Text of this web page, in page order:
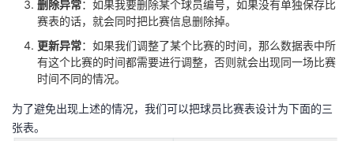
删除异常：如果我要删除某个球员编号，如果没有单独保存比
赛表的话，就会同时把比赛信息删除掉。
更新异常：如果我们调整了某个比赛的时间，那么数据表中所
有这个比赛的时间都需要进行调整，否则就会出现同一场比赛
时间不同的情况。
为了避免出现上述的情况，我们可以把球员比赛表设计为下面的三
张表。